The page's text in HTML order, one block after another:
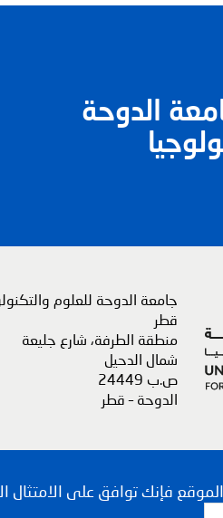
الدوحة
جامعة الدوحة للعلوم
قطر
منطقة الطرفة، شارع جليعة
شمال الدحيل
ص.ب 24449
الدوحة – قطر
فإنك توافق على